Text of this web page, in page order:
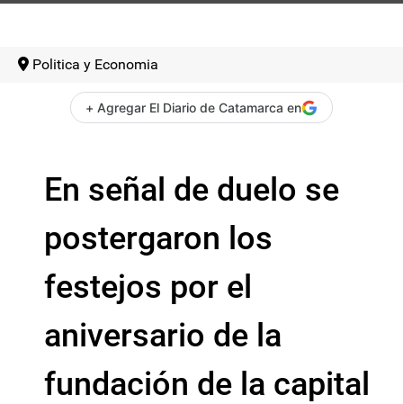
Politica y Economia
+ Agregar El Diario de Catamarca en
En señal de duelo se
postergaron los
festejos por el
aniversario de la
fundación de la capital